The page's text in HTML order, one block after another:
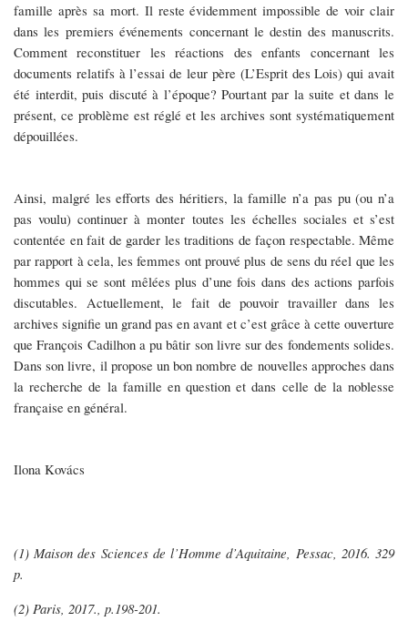
famille après sa mort. Il reste évidemment impossible de voir clair
dans les premiers événements concernant le destin des manuscrits.
Comment reconstituer les réactions des enfants concernant les
documents relatifs à l’essai de leur père (L’Esprit des Lois) qui avait
été interdit, puis discuté à l’époque? Pourtant par la suite et dans le
présent, ce problème est réglé et les archives sont systématiquement
dépouillées.
Ainsi, malgré les efforts des héritiers, la famille n’a pas pu (ou n’a
pas voulu) continuer à monter toutes les échelles sociales et s’est
contentée en fait de garder les traditions de façon respectable. Même
par rapport à cela, les femmes ont prouvé plus de sens du réel que les
hommes qui se sont mêlées plus d’une fois dans des actions parfois
discutables. Actuellement, le fait de pouvoir travailler dans les
archives signifie un grand pas en avant et c’est grâce à cette ouverture
que François Cadilhon a pu bâtir son livre sur des fondements solides.
Dans son livre, il propose un bon nombre de nouvelles approches dans
la recherche de la famille en question et dans celle de la noblesse
française en général.
Ilona Kovács
(1) Maison des Sciences de l’Homme d’Aquitaine, Pessac, 2016. 329
p.
(2) Paris, 2017., p.198-201.